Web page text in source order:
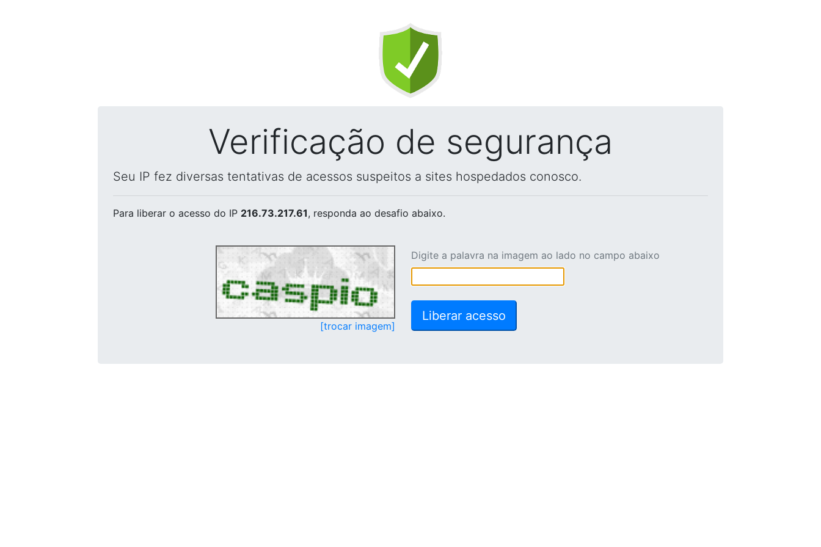
Verificação de segurança
Seu IP fez diversas tentativas de acessos suspeitos a sites hospedados conosco.
Para liberar o acesso do IP 216.73.217.61, responda ao desafio abaixo.
[trocar imagem]
Digite a palavra na imagem ao lado no campo abaixo